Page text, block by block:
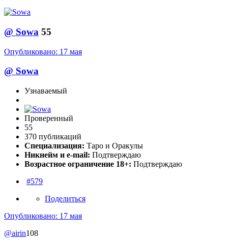
@ Sowa 55
Опубликовано: 17 мая
@ Sowa
Узнаваемый
Проверенный
55
370 публикаций
Специализация: Таро и Оракулы
Никнейм и e-mail: Подтверждаю
Возрастное ограничение 18+: Подтверждаю
#579
Поделиться
Опубликовано: 17 мая
@airin108